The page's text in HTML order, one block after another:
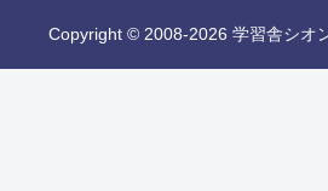
Copyright © 2008-2026 学習舎シオ